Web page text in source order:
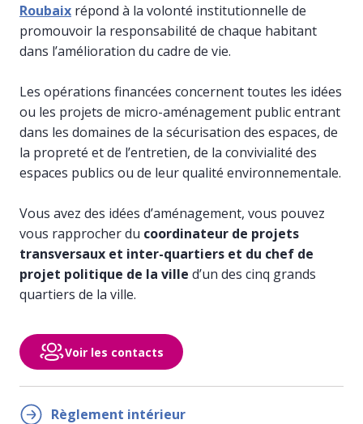
Roubaix répond à la volonté institutionnelle de
promouvoir la responsabilité de chaque habitant
dans l’amélioration du cadre de vie.
Les opérations financées concernent toutes les idées
ou les projets de micro-aménagement public entrant
dans les domaines de la sécurisation des espaces, de
la propreté et de l’entretien, de la convivialité des
espaces publics ou de leur qualité environnementale.
Vous avez des idées d’aménagement, vous pouvez
vous rapprocher du coordinateur de projets
transversaux et inter-quartiers et du chef de
projet politique de la ville d’un des cinq grands
quartiers de la ville.
Voir les contacts
Règlement intérieur